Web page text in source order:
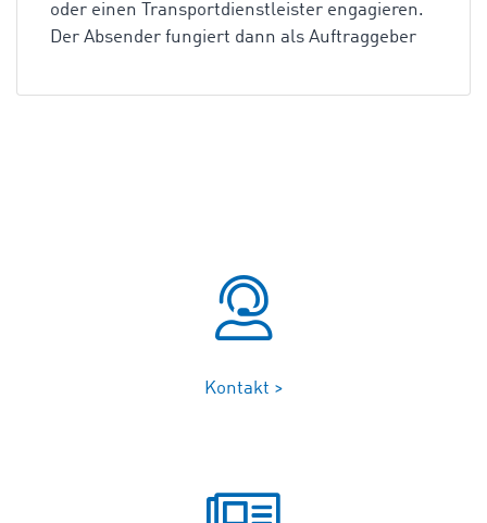
oder einen Transportdienstleister engagieren.
Der Absender fungiert dann als Auftraggeber
Kontakt >